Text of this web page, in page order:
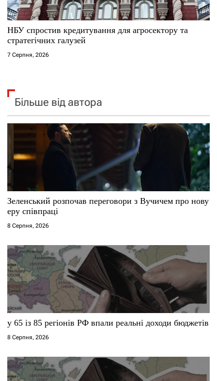
НБУ спростив кредитування для агросектору та
стратегічних галузей
7 Серпня, 2026
Більше від автора
Зеленський розпочав переговори з Вучичем про нову
еру співпраці
8 Серпня, 2026
у 65 із 85 регіонів РФ впали реальні доходи бюджетів
8 Серпня, 2026